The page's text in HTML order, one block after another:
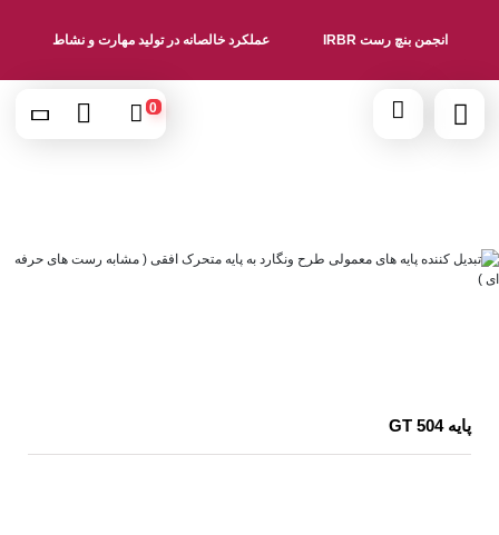
انجمن بنچ رست IRBR عملکرد خالصانه در تولید مهارت و نشاط
0
پایه GT 504